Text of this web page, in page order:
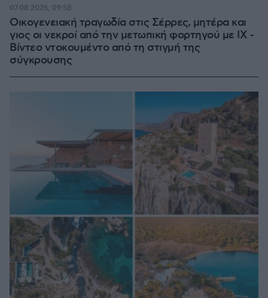
Οικογενειακή τραγωδία στις Σέρρες, μητέρα και
γιος οι νεκροί από την μετωπική φορτηγού με ΙΧ -
Βίντεο ντοκουμέντο από τη στιγμή της
σύγκρουσης
07.08.2026, 09:58